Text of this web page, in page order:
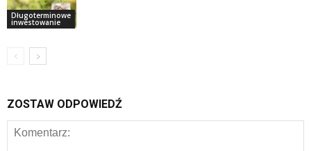
Długoterminowe
inwestowanie
ZOSTAW ODPOWIEDŹ